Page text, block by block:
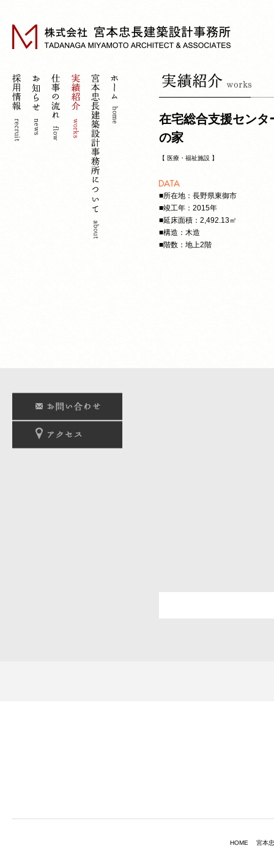
在宅総合支援センタ
の家
【 医療・福祉施設 】
■所在地：長野県東御市
■竣工年：2015年
■延床面積：2,492.13㎡
■構造：木造
■階数：地上2階
HOME 宮本